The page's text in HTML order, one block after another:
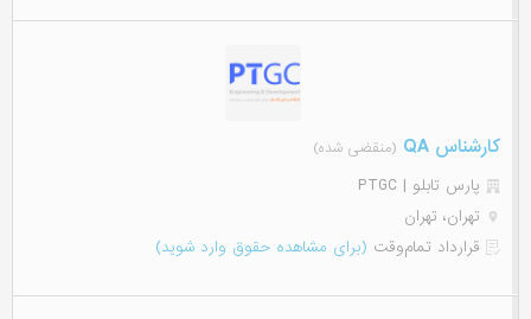
کارشناس QA (منقضی شده)
پارس تابلو | PTGC
تهران، تهران
قرارداد تمام‌وقت (برای مشاهده حقوق وارد شوید)